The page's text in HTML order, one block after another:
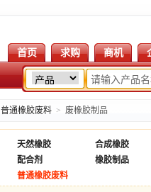
首页 求购 商机
普通橡胶废料 > 废橡胶制品
天然橡胶
合成橡胶
配合剂
橡胶制品
普通橡胶废料